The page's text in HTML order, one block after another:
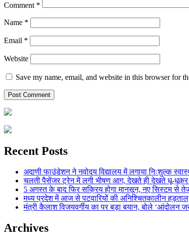
Comment *
Name *
Email *
Website
Save my name, email, and website in this browser for
Recent Posts
अदाणी फाउंडेशन ने नवोदय विद्यालय में लगाया निःशुल्क
चलती पैसेंजर ट्रेन में लगी भीषण आग, देखते ही देखते धू-धूकर
5 अगस्त के बाद फिर सक्रिय होगा मानसून, नए सिस्टम से
मध्य प्रदेश में आज से पटवारियों की अनिश्चितकालीन
मंत्री कैलाश विजयवर्गीय का पर बड़ा बयान, बोले ‘आंदोलन
Archives